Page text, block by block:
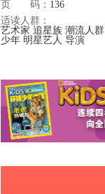
页 码： 136
适读人群：
艺术家 追星族 潮流人群
少年 明星艺人 导演